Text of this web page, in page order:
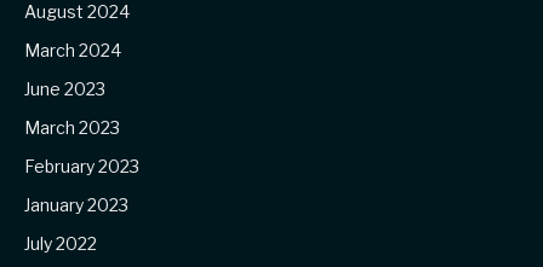
August 2024
March 2024
June 2023
March 2023
February 2023
January 2023
July 2022